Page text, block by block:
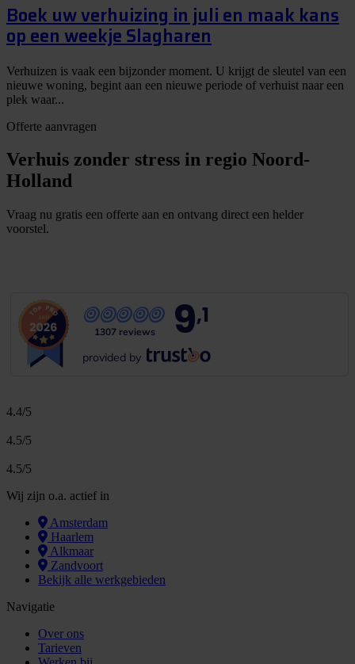
Boek uw verhuizing in juli en maak kans
op een weekje Slagharen
Verhuizen is vaak een bijzonder moment. U krijgt de sleutel van een
nieuwe woning, begint aan een nieuwe periode of verhuist naar een
plek waar...
Offerte aanvragen
Verhuis zonder stress in regio Noord-
Holland
Vraag nu gratis een offerte aan en ontvang direct een helder
voorstel.
1307 reviews 9,1
provided by
4.4/5
4.5/5
4.5/5
Wij zijn o.a. actief in
Amsterdam
Haarlem
Alkmaar
Zandvoort
Bekijk alle werkgebieden
Navigatie
Over ons
Tarieven